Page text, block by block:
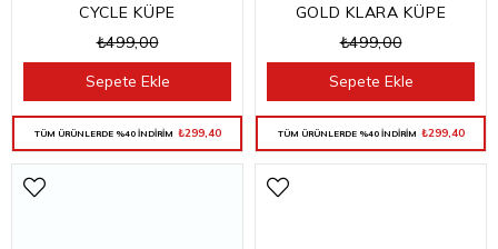
CYCLE KÜPE
₺499,00
TÜM ÜRÜNLERDE %40 İNDİRİM ₺299,40
Sepete Ekle
GOLD KLARA KÜPE
₺499,00
TÜM ÜRÜNLERDE %40 İNDİRİM ₺299,40
Sepete Ekle